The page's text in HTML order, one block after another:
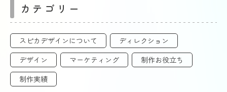
カテゴリー
スピカデザインについて
ディレクション
デザイン
マーケティング
制作お役立ち
制作実績